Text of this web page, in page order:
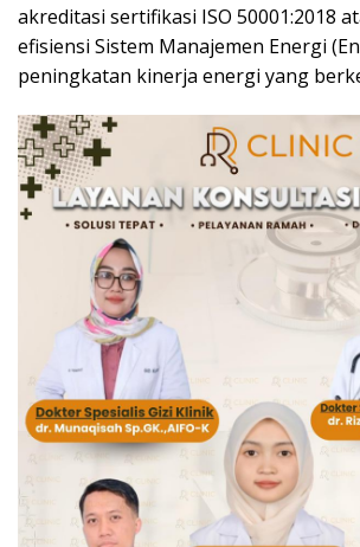
akreditasi sertifikasi ISO 50001:2018
efisiensi Sistem Manajemen Energi
peningkatan kinerja energi yang